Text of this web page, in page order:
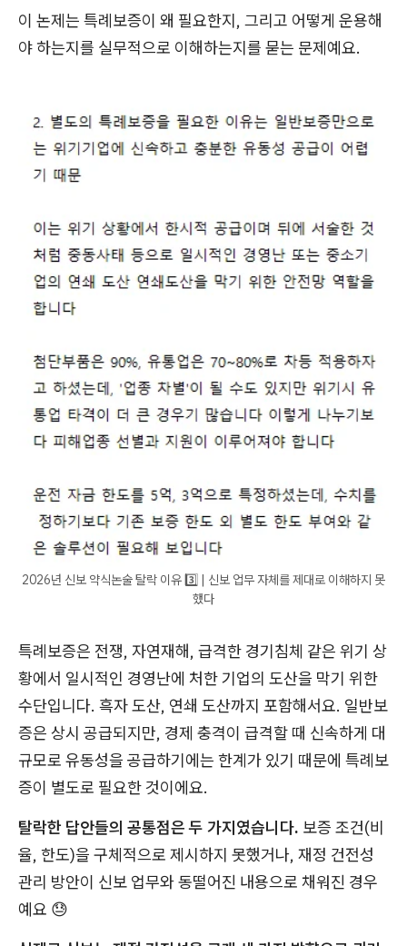
이 논제는 특례보증이 왜 필요한지, 그리고 어떻게 운용해
야 하는지를 실무적으로 이해하는지를 묻는 문제예요.
2026년 신보 약식논술 탈락 이유 3️⃣ | 신보 업무 자체를 제대로 이해하지 못
했다
특례보증은 전쟁, 자연재해, 급격한 경기침체 같은 위기 상
황에서 일시적인 경영난에 처한 기업의 도산을 막기 위한
수단입니다. 흑자 도산, 연쇄 도산까지 포함해서요. 일반보
증은 상시 공급되지만, 경제 충격이 급격할 때 신속하게 대
규모로 유동성을 공급하기에는 한계가 있기 때문에 특례보
증이 별도로 필요한 것이에요.
탈락한 답안들의 공통점은 두 가지였습니다. 보증 조건(비
율, 한도)을 구체적으로 제시하지 못했거나, 재정 건전성
관리 방안이 신보 업무와 동떨어진 내용으로 채워진 경우
예요 😓